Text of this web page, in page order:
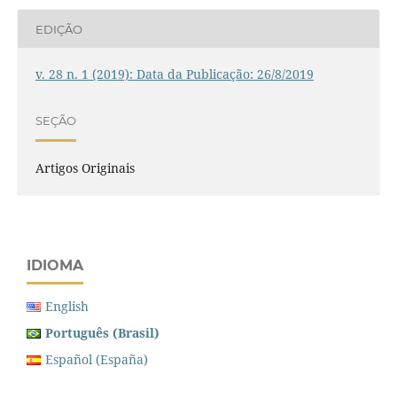
EDIÇÃO
v. 28 n. 1 (2019): Data da Publicação: 26/8/2019
SEÇÃO
Artigos Originais
IDIOMA
English
Português (Brasil)
Español (España)